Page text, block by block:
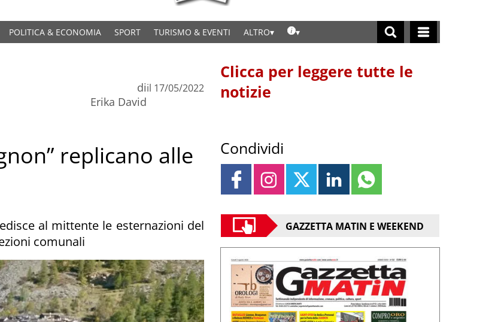
POLITICA & ECONOMIA SPORT TURISMO & EVENTI ALTRO
di
Erika David
il 17/05/2022
replicano alle
al mittente le esternazioni del
comunali
Clicca per leggere tutte le
notizie
Condividi
GAZZETTA MATIN E WEEKEND